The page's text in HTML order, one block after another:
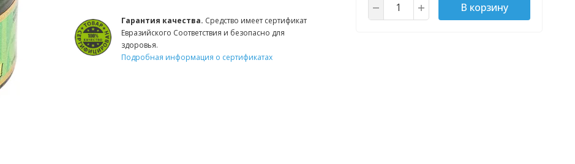
Гарантия качества. Средство имеет сертификат
Евразийского Соответствия и безопасно для
здоровья.
Подробная информация о сертификатах
В корзину